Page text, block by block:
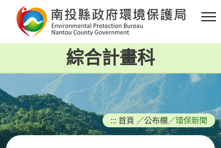
要
容
區
塊
綜合計畫科
::: 首頁 ／公布欄 ／環保新聞